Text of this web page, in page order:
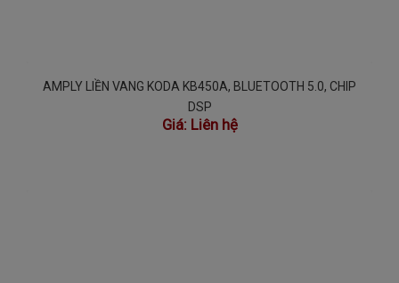
AMPLY LIỀN VANG KODA KB450A, BLUETOOTH 5.0, CHIP
DSP
Giá: Liên hệ